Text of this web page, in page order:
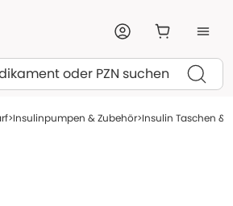
Insulinpumpen & Zubehör Insulin Taschen &